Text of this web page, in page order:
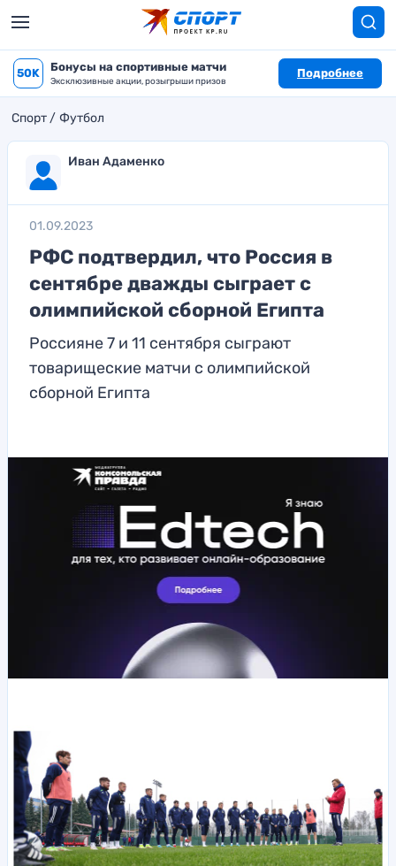
50K Бонусы на спортивные матчи
Эксклюзивные акции, розыгрыши призов
Подробнее
Спорт Футбол
Иван Адаменко
01.09.2023
РФС подтвердил, что Россия в
сентябре дважды сыграет с
олимпийской сборной Египта
Россияне 7 и 11 сентября сыграют
товарищеские матчи с олимпийской
сборной Египта